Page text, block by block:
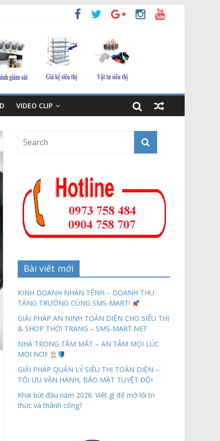
VIDEO CLIP
Bài viết mới
KINH DOANH NHÀN TÊNH – DOANH THU
TĂNG TRƯỞNG CÙNG SMS-MART!
GIẢI PHÁP AN NINH TOÀN DIỆN CHO SIÊU THỊ
& SHOP THỜI TRANG – SMS-MART.NET
NHÀ TRONG TẦM MẮT – AN TÂM MỌI LÚC
MỌI NƠI!
GIẢI PHÁP QUẢN LÝ SIÊU THỊ TOÀN DIỆN –
TỐI ƯU VẬN HÀNH, BẢO MẬT TUYỆT ĐỐI
Khai bút đầu năm 2026: Viết gì để mở lối tri
thức và thành công?